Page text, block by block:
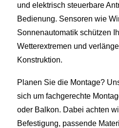
und elektrisch steuerbare
Bedienung. Sensoren wie
Sonnenautomatik schützen
Wetterextremen und
Konstruktion.
Planen Sie die Montage?
sich um fachgerechte
oder Balkon. Dabei achten
Befestigung, passende